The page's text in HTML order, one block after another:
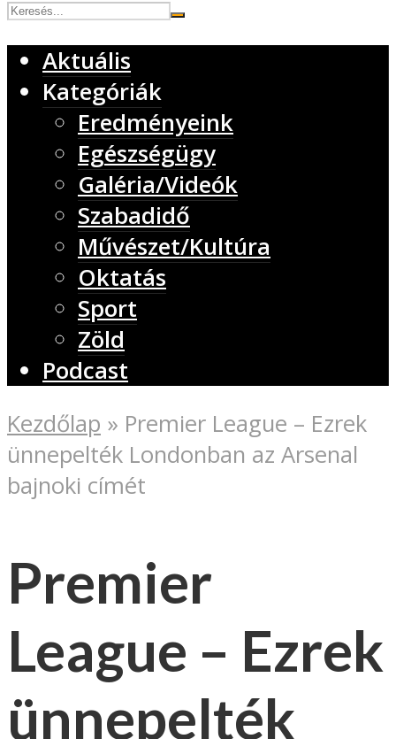
Aktuális
Kategóriák
Eredményeink
Egészségügy
Galéria/Videók
Szabadidő
Művészet/Kultúra
Oktatás
Sport
Zöld
Podcast
Kezdőlap » Premier League – Ezrek
ünnepelték Londonban az Arsenal
bajnoki címét
Premier
League – Ezrek
ünnepelték